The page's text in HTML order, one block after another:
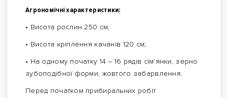
Агрономічні характеристики:
• Висота рослин 250 см;
• Висота кріплення качанів 120 см;
• На одному початку 14 – 16 рядів сім'янки, зерно
зубоподібної форми, жовтого забарвлення.
Перед початком прибиральних робіт